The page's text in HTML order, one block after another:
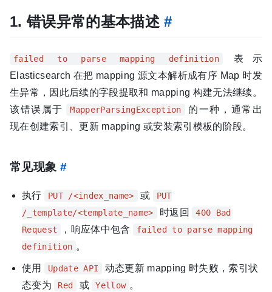
1. 错误异常的基本描述#
failed to parse mapping definition
表示
Elasticsearch 在把 mapping 源文本解析成有序 Map 时发
生异常，因此后续的字段提取和 mapping 构建无法继续。
该错误属于
MapperParsingException
的一种，通常出
现在创建索引、更新 mapping 或安装索引模板的阶段。
常见现象 #
执行 PUT /<index_name> 或
PUT
/_template/<template_name>
时返回
400 Bad
Request
，响应体中包含
failed to parse mapping
definition 。
使用 Update API
动态更新 mapping 时失败，索引状
态变为
Red 或 Yellow 。